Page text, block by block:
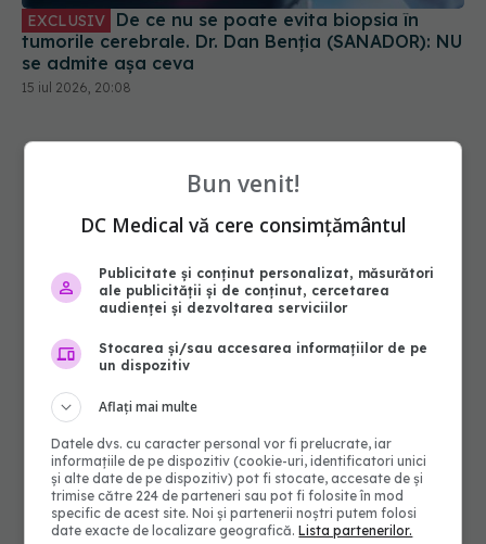
EXCLUSIV
tumorile cerebrale. Dr. Dan Benția (SANADOR): NU
se admite așa ceva
15 iul 2026, 20:08
Bun venit!
DC Medical vă cere consimțământul
Publicitate și conținut personalizat, măsurători
ale publicității și de conținut, cercetarea
audienței și dezvoltarea serviciilor
Stocarea și/sau accesarea informațiilor de pe
un dispozitiv
Aflați mai multe
Datele dvs. cu caracter personal vor fi prelucrate, iar
informațiile de pe dispozitiv (cookie-uri, identificatori unici
și alte date de pe dispozitiv) pot fi stocate, accesate de și
trimise către 224 de parteneri sau pot fi folosite în mod
specific de acest site. Noi și partenerii noștri putem folosi
date exacte de localizare geografică.Lista partenerilor.